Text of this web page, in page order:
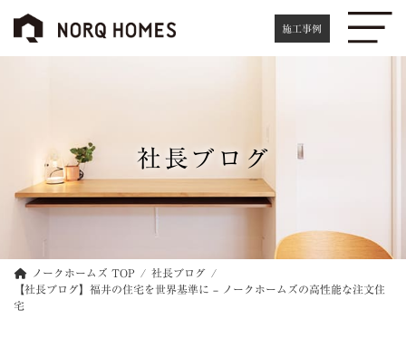
施工事例
社長ブログ
ノークホームズ TOP
社長ブログ
【社長ブログ】福井の住宅を世界基準に – ノークホームズの高性能な注文住
宅